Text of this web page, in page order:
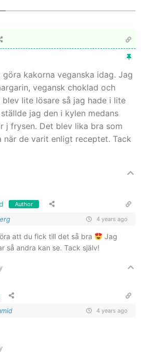
kakorna veganska idag. Jag
vegansk choklad och
lite lösare så jag hade i lite
jag den i kylen medans
j frysen. Det blev lika bra som
när de varit enligt receptet. Tack
Author
4 years ago
att du fick till det så bra
Jag
så andra kan se. Tack själv!
4 years ago